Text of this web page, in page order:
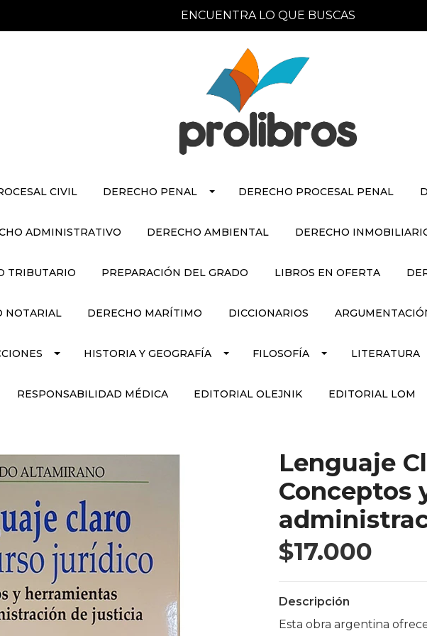
ENCUENTRA LO QUE BUSCAS
CIVIL DERECHO PENAL DERECHO PROCESAL PENAL
ADMINISTRATIVO DERECHO AMBIENTAL DERECHO
TRIBUTARIO PREPARACIÓN DEL GRADO LIBROS EN OFERTA
NOTARIAL DERECHO MARÍTIMO DICCIONARIOS
HISTORIA Y GEOGRAFÍA FILOSOFÍA LITERATURA
RESPONSABILIDAD MÉDICA EDITORIAL OLEJNIK EDITORIAL LOM
Lenguaje
Conceptos
$17.000
Descripción
Esta obra argentina